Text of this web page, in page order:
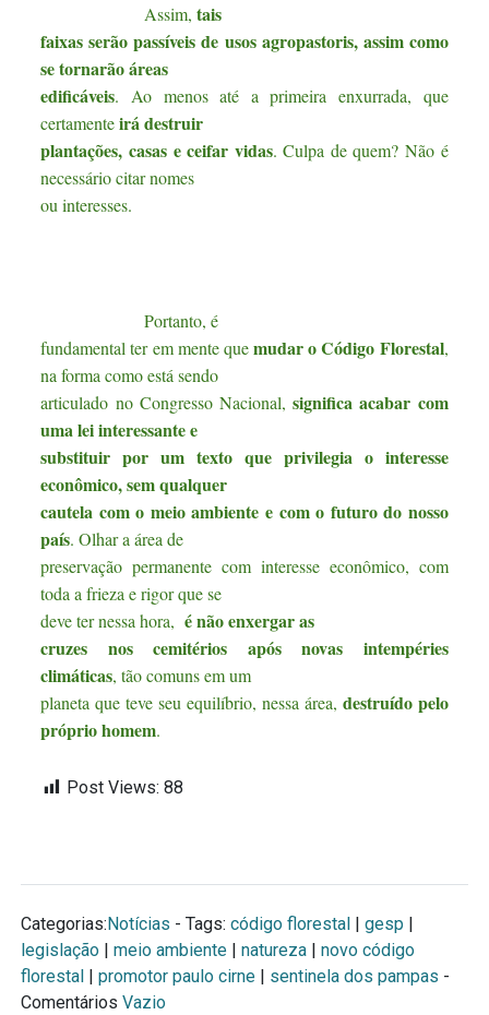
Assim, tais
faixas serão passíveis de usos agropastoris, assim como
se tornarão áreas
edificáveis. Ao menos até a primeira enxurrada, que
certamenteirá destruir
plantações, casas e ceifar vidas. Culpa de quem? Não é
necessário citar nomes
ou interesses.
Portanto, é
fundamental ter em mente quemudar o Código Florestal,
na forma como está sendo
articulado no Congresso Nacional, significa acabar com
uma lei interessante e
substituir por um texto que privilegia o interesse
econômico, sem qualquer
cautela com o meio ambiente e com o futuro do nosso
país. Olhar a área de
preservação permanente com interesse econômico, com
toda a frieza e rigor que se
deve ter nessa hora,é não enxergar as
cruzes nos cemitérios após novas intempéries
climáticas, tão comuns em um
planeta que teve seu equilíbrio, nessa área, destruído pelo
próprio homem.
Post Views: 88
Categorias: Notícias - Tags: código florestal gesp
legislação
meio ambiente natureza
novo código
florestal
promotor paulo cirne sentinela dos pampas -
Comentários Vazio